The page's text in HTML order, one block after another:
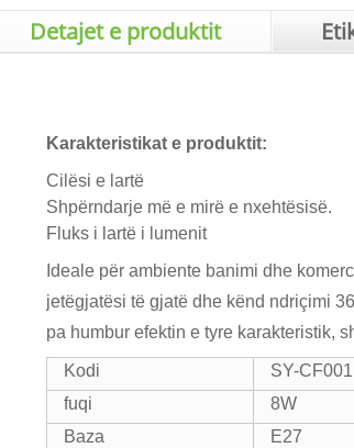
Detajet e produktit
Karakteristikat e produktit:
Cilësi e lartë
Shpërndarje më e mirë e nxehtësisë.
Fluks i lartë i lumenit
Ideale për ambiente banimi dhe
jetëgjatësi të gjatë dhe kënd ndriçimi
pa humbur efektin e tyre karakteristik,
Kodi SY-CF001
fuqi
8W
Baza
E27